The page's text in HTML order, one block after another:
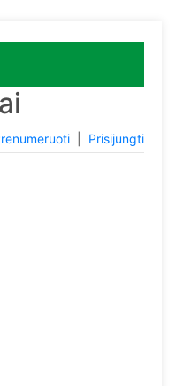
Prisijungti